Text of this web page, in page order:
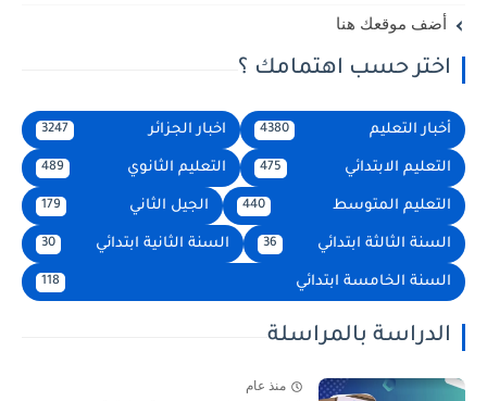
أضف موقعك هنا
اختر حسب اهتمامك ؟
أخبار التعليم 4380 اخبار الجزائر 3247
التعليم الابتدائي 475 التعليم الثانوي 489
التعليم المتوسط 440 الجيل الثاني 179
السنة الثالثة ابتدائي السنة الثانية ابتدائي
السنة الخامسة ابتدائي 118
الدراسة بالمراسلة
منذ عام